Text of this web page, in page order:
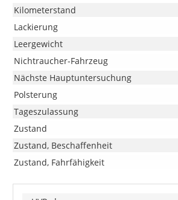
Kilometerstand
Lackierung
Leergewicht
Nichtraucher-Fahrzeug
Nächste Hauptuntersuchung
Polsterung
Tageszulassung
Zustand
Zustand, Beschaffenheit
Zustand, Fahrfähigkeit